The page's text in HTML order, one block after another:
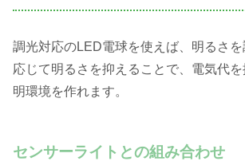
調光対応のLED電球を使えば、明るさ
応じて明るさを抑えることで、電気代
明環境を作れます。
センサーライトとの組み合わせ